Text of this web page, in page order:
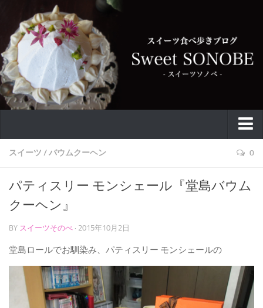
特集
スイーツ
パンケーキ
焼き菓子
スイーツ /バウムクーヘン 0
パティスリー モンシェール『堂島バウム
クーヘン』
BY スイーツそのべ · 2015年10月2日
堂島ロールでお馴染み、パティスリー モンシェールの